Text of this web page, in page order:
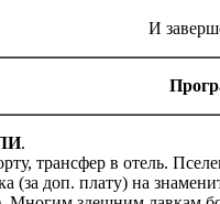
И
.
трансфер в отель.
(за доп. плату) на